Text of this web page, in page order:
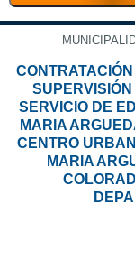
SERVICIO DE
MARIA
CENTRO
MARIA